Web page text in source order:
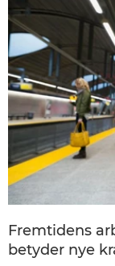
Fremtidens
betyder nye